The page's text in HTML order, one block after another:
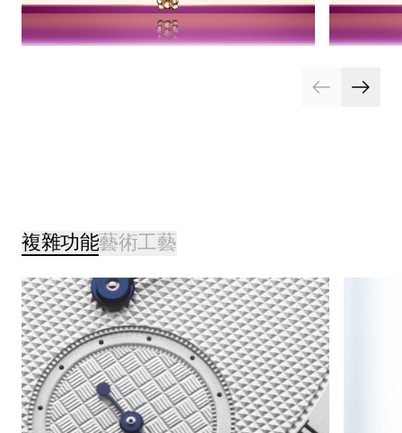
複雜功能藝術工藝